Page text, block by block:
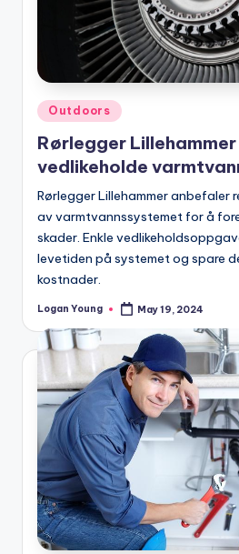
Posted
Outdoors
Rørlegger
vedlikeholde
Rørlegger Lillehammer anbefaler
av varmtvannssystemet for å
skader. Enkle
levetiden på systemet og spare
kostnader.
Posted
Logan Young May 19, 2024